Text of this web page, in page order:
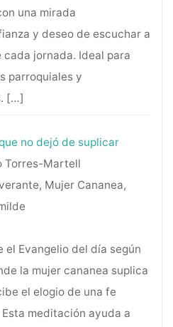
una mirada
y deseo de escuchar a
jornada. Ideal para
parroquiales y
[…]
no dejó de suplicar
Torres-Martell
Mujer Cananea,
Evangelio del día según
la mujer cananea suplica
el elogio de una fe
meditación ayuda a